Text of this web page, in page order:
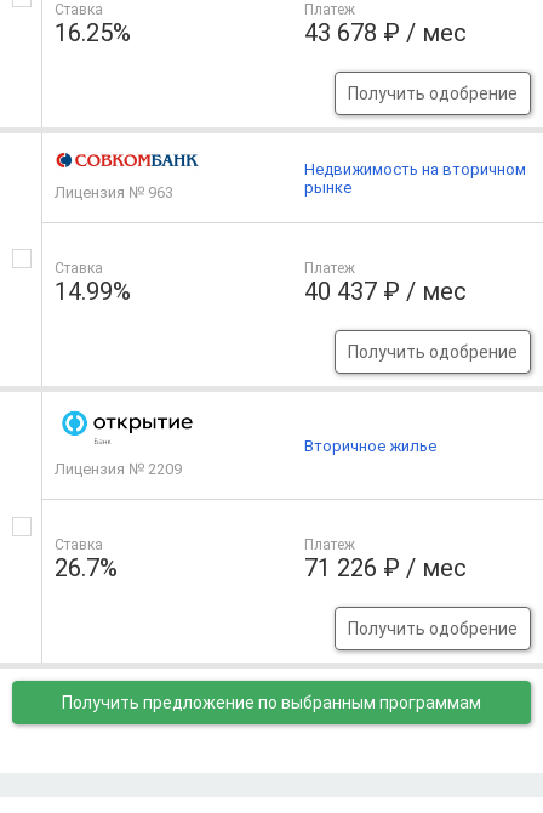
Ставка
16.25%
Платеж
43 678 ₽ / мес
Получить одобрение
Лицензия № 963
Ставка
14.99%
Платеж
40 437 ₽ / мес
Получить одобрение
Недвижимость на вторичном
рынке
Лицензия № 2209
Ставка
26.7%
Платеж
71 226 ₽ / мес
Получить одобрение
Вторичное жилье
Получить предложение по выбранным программам